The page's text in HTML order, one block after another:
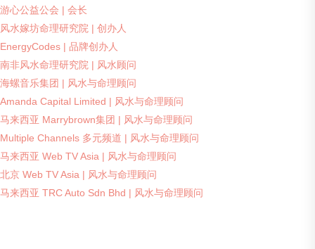
游心公益公会 | 会长
风水嫁坊命理研究院 | 创办人
EnergyCodes | 品牌创办人
南非风水命理研究院 | 风水顾问
海螺音乐集团 | 风水与命理顾问
Amanda Capital Limited | 风水与命理顾问
马来西亚 Marrybrown集团 | 风水与命理顾问
Multiple Channels 多元频道 | 风水与命理顾问
马来西亚 Web TV Asia | 风水与命理顾问
北京 Web TV Asia | 风水与命理顾问
马来西亚 TRC Auto Sdn Bhd | 风水与命理顾问